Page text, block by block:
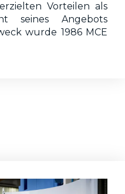
Vorteilen als
seines Angebots
wurde 1986 MCE